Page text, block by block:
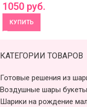
1050 руб.
КУПИТЬ
КАТЕГОРИИ ТОВАРОВ
Готовые решения из
Воздушные шары букеты
Шарики на рождение